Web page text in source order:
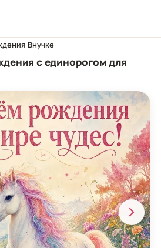
Внучке
с единорогом для